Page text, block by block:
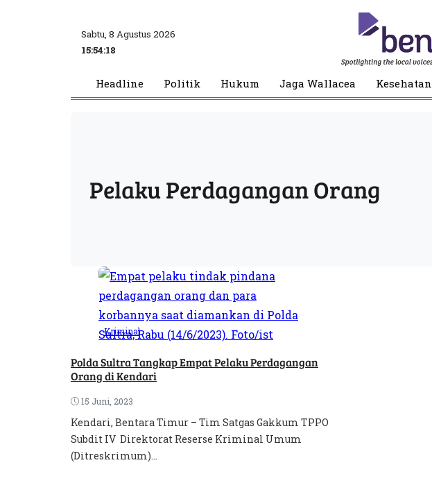
Sabtu, 8 Agustus 2026
15:54:19
Headline Politik Hukum Jaga Wallacea Kesehatan
Pelaku Perdagangan Orang
Kriminal
Polda Sultra Tangkap Empat Pelaku Perdagangan
Orang di Kendari
15 Juni, 2023
Kendari, Bentara Timur – Tim Satgas Gakkum TPPO
Subdit IV Direktorat Reserse Kriminal Umum
(Ditreskrimum)...